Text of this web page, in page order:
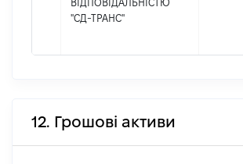
ВІДПОВІДАЛЬНІСТЮ
"СД-ТРАНС"
12. Грошові активи